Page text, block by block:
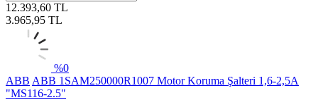
12.393,60 TL
3.965,95 TL
%0
ABB ABB 1SAM250000R1007 Motor Koruma Şalteri 1,6-2,5A
"MS116-2.5"